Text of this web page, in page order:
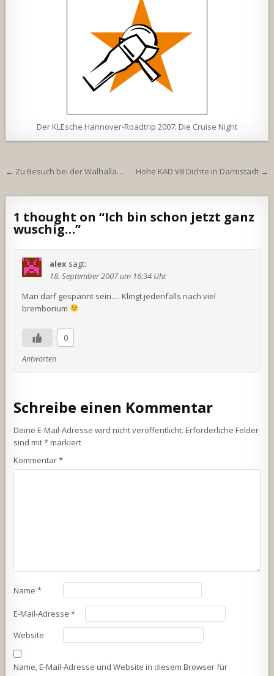
Der KLEsche Hannover-Roadtrip 2007: Die Cruise Night
Beitragsnavigation
← Zu Besuch bei der Walhalla… Hohe KAD V8 Dichte in Darmstadt →
1 thought on “Ich bin schon jetzt ganz
wuschig…”
alex sagt:
18. September 2007 um 16:34 Uhr
Man darf gespannt sein…. Klingt jedenfalls nach viel
bremborium
0
Antworten
Schreibe einen Kommentar
Deine E-Mail-Adresse wird nicht veröffentlicht. Erforderliche Felder
sind mit*markiert
Kommentar*
Name*
E-Mail-Adresse*
Website
Name, E-Mail-Adresse und Website in diesem Browser für